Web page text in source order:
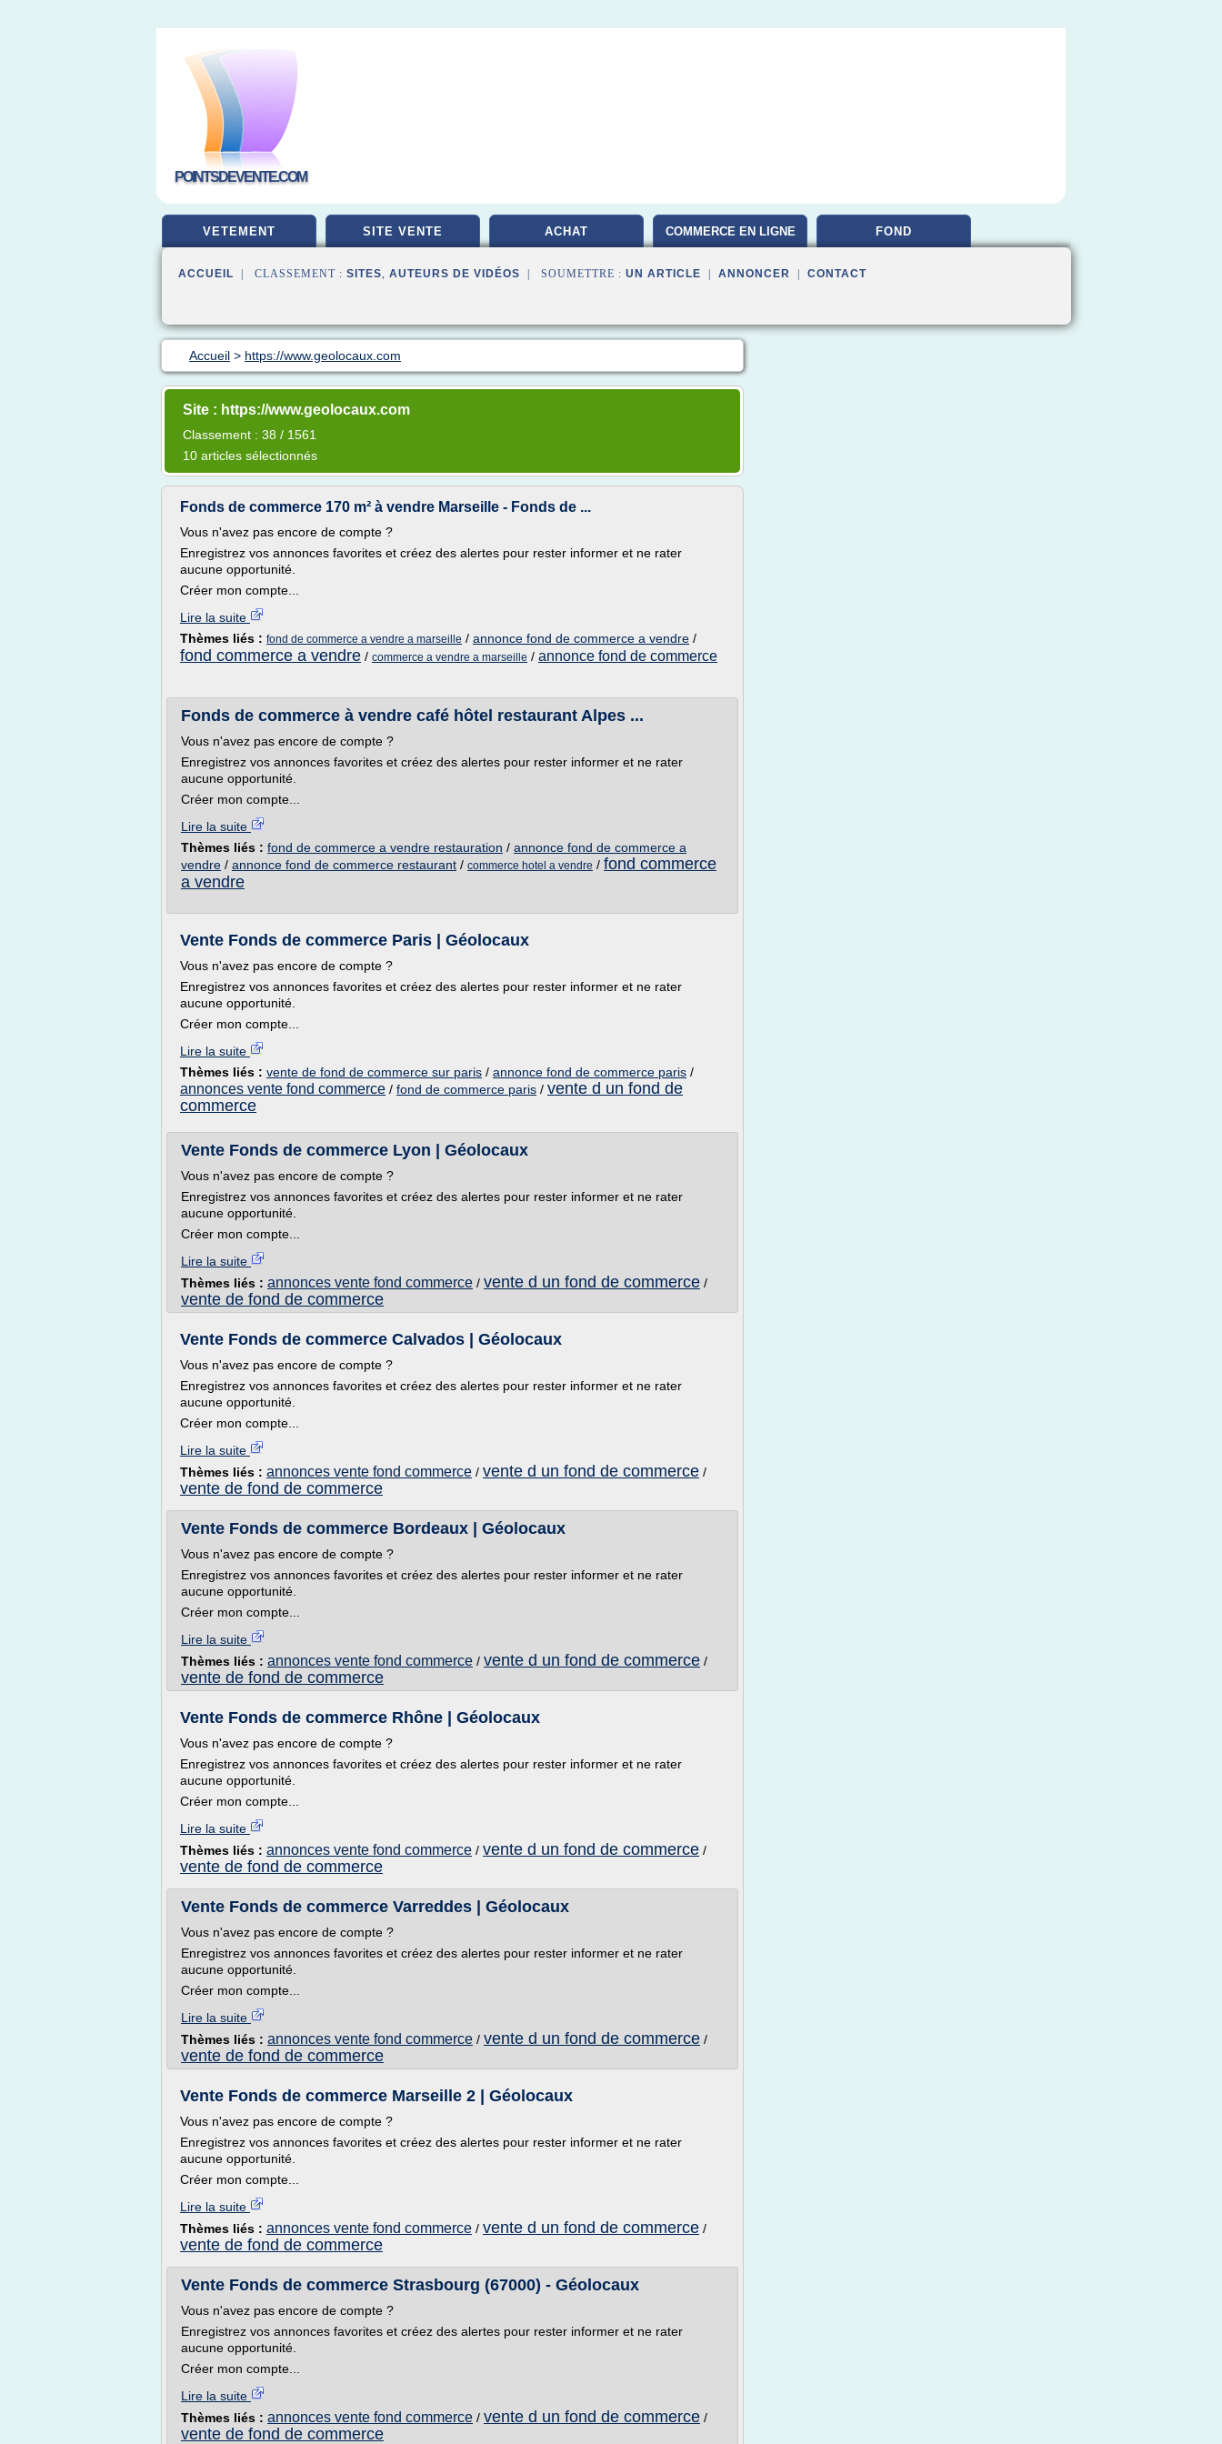
POINTSDEVENTE.COM
VETEMENT SITE VENTE ACHAT COMMERCE EN LIGNE FOND
ACCUEIL | CLASSEMENT : SITES, AUTEURS DE VIDÉOS | SOUMETTRE : UN ARTICLE ANNONCER CONTACT
Accueil > https://www.geolocaux.com
Site : https://www.geolocaux.com
Classement : 38 / 1561
10 articles sélectionnés
Fonds de commerce 170 m² à vendre Marseille - Fonds de ...
Vous n'avez pas encore de compte ?
Enregistrez vos annonces favorites et créez des alertes pour rester informer et ne rater
aucune opportunité.
Créer mon compte...
Lire la suite
Thèmes liés : fond de commerce a vendre a marseille / annonce fond de commerce a vendre /
fond commerce a vendre / commerce a vendre a marseille / annonce fond de commerce
Fonds de commerce à vendre café hôtel restaurant Alpes ...
Vous n'avez pas encore de compte ?
Enregistrez vos annonces favorites et créez des alertes pour rester informer et ne rater
aucune opportunité.
Créer mon compte...
Lire la suite
Thèmes liés : fond de commerce a vendre restauration / annonce fond de commerce a
vendre / annonce fond de commerce restaurant / commerce hotel a vendre / fond commerce
a vendre
Vente Fonds de commerce Paris | Géolocaux
Vous n'avez pas encore de compte ?
Enregistrez vos annonces favorites et créez des alertes pour rester informer et ne rater
aucune opportunité.
Créer mon compte...
Lire la suite
Thèmes liés : vente de fond de commerce sur paris / annonce fond de commerce paris /
annonces vente fond commerce / fond de commerce paris / vente d un fond de
commerce
Vente Fonds de commerce Lyon | Géolocaux
Vous n'avez pas encore de compte ?
Enregistrez vos annonces favorites et créez des alertes pour rester informer et ne rater
aucune opportunité.
Créer mon compte...
Lire la suite
Thèmes liés : annonces vente fond commerce / vente d un fond de commerce /
vente de fond de commerce
Vente Fonds de commerce Calvados | Géolocaux
Vous n'avez pas encore de compte ?
Enregistrez vos annonces favorites et créez des alertes pour rester informer et ne rater
aucune opportunité.
Créer mon compte...
Lire la suite
Thèmes liés : annonces vente fond commerce / vente d un fond de commerce /
vente de fond de commerce
Vente Fonds de commerce Bordeaux | Géolocaux
Vous n'avez pas encore de compte ?
Enregistrez vos annonces favorites et créez des alertes pour rester informer et ne rater
aucune opportunité.
Créer mon compte...
Lire la suite
Thèmes liés : annonces vente fond commerce / vente d un fond de commerce /
vente de fond de commerce
Vente Fonds de commerce Rhône | Géolocaux
Vous n'avez pas encore de compte ?
Enregistrez vos annonces favorites et créez des alertes pour rester informer et ne rater
aucune opportunité.
Créer mon compte...
Lire la suite
Thèmes liés : annonces vente fond commerce / vente d un fond de commerce /
vente de fond de commerce
Vente Fonds de commerce Varreddes | Géolocaux
Vous n'avez pas encore de compte ?
Enregistrez vos annonces favorites et créez des alertes pour rester informer et ne rater
aucune opportunité.
Créer mon compte...
Lire la suite
Thèmes liés : annonces vente fond commerce / vente d un fond de commerce /
vente de fond de commerce
Vente Fonds de commerce Marseille 2 | Géolocaux
Vous n'avez pas encore de compte ?
Enregistrez vos annonces favorites et créez des alertes pour rester informer et ne rater
aucune opportunité.
Créer mon compte...
Lire la suite
Thèmes liés : annonces vente fond commerce / vente d un fond de commerce /
vente de fond de commerce
Vente Fonds de commerce Strasbourg (67000) - Géolocaux
Vous n'avez pas encore de compte ?
Enregistrez vos annonces favorites et créez des alertes pour rester informer et ne rater
aucune opportunité.
Créer mon compte...
Lire la suite
Thèmes liés : annonces vente fond commerce / vente d un fond de commerce /
vente de fond de commerce